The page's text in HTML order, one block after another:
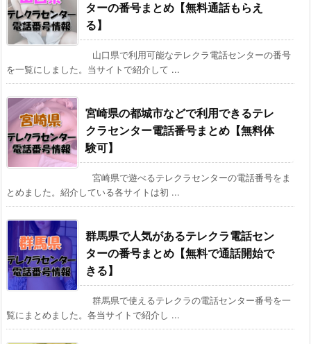
ターの番号まとめ【無料通話もらえ
る】
山口県で利用可能なテレクラ電話センターの番号
を一覧にしました。当サイトで紹介して ...
宮崎県の都城市などで利用できるテレ
クラセンター電話番号まとめ【無料体
験可】
宮崎県で遊べるテレクラセンターの電話番号をま
とめました。紹介している各サイトは初 ...
群馬県で人気があるテレクラ電話セン
ターの番号まとめ【無料で通話開始で
きる】
群馬県で使えるテレクラの電話センター番号を一
覧にまとめました。各当サイトで紹介し ...